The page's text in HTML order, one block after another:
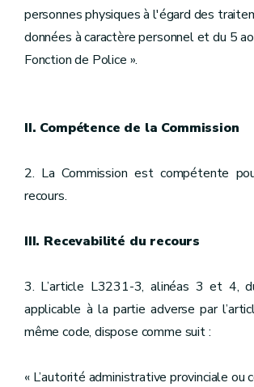
personnes physiques à l'égard des
données à caractère personnel et du 5
Fonction de Police ».
II. Compétence de la Commission
2. La Commission est compétente
recours.
III. Recevabilité du recours
3. L’article L3231-3, alinéas 3 et 4,
applicable à la partie adverse par
même code, dispose comme suit :
« L’autorité administrative provinciale ou